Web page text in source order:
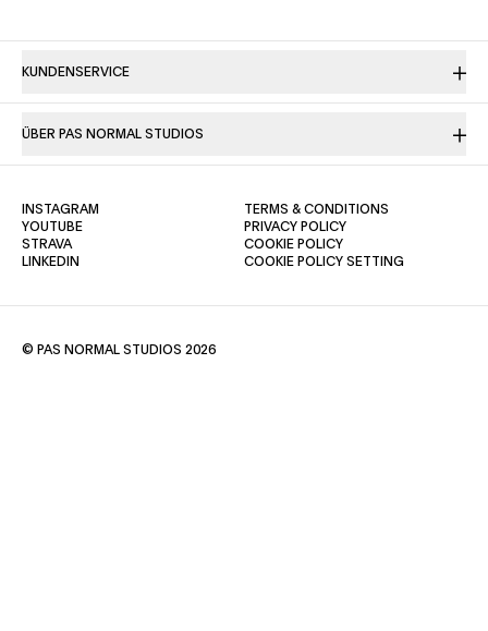
KUNDENSERVICE
ÜBER PAS NORMAL STUDIOS
TERMS & CONDITIONS
PRIVACY POLICY(OPENS IN A NEW TAB)
COOKIE POLICY(OPENS IN A NEW TAB)
COOKIE POLICY SETTING
INSTAGRAM
YOUTUBE(OPENS IN A NEW TAB)
STRAVA(OPENS IN A NEW TAB)
LINKEDIN
© PAS NORMAL STUDIOS 2026